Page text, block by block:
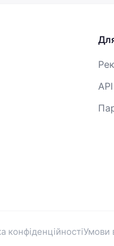
API
конфіденційностіУмови